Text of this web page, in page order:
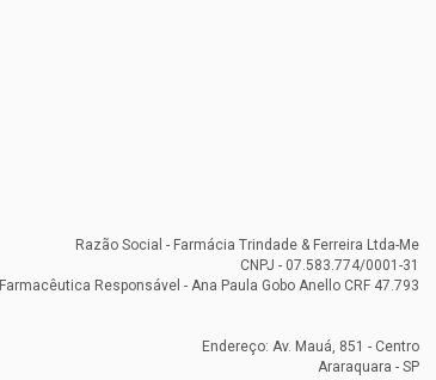
Razão Social - Farmácia Trindade & Ferreira Ltda-Me
CNPJ - 07.583.774/0001-31
Farmacêutica Responsável - Ana Paula Gobo Anello CRF 47.793
Endereço: Av. Mauá, 851 - Centro
Araraquara - SP